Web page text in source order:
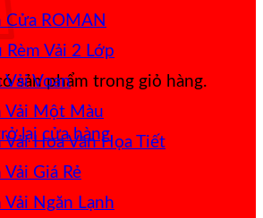
sản phẩm trong giỏ hàng.
lại cửa hàng
Cửa ROMAN
Rèm Vải 2 Lớp
Vải Voan
Vải Một Màu
Vải Hoa Văn Họa Tiết
Vải Giá Rẻ
Vải Ngăn Lạnh